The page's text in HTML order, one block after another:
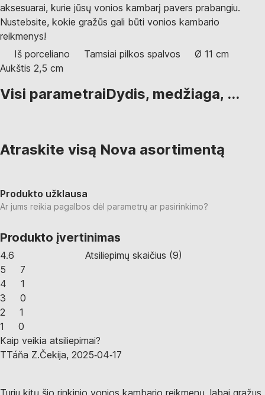
aksesuarai, kurie jūsų vonios kambarį pavers prabangiu.
Nustebsite, kokie gražūs gali būti vonios kambario
reikmenys!
Iš porceliano
Tamsiai pilkos spalvos
Ø 11 cm
Aukštis 2,5 cm
Visi parametraiDydis, medžiaga, ...
Atraskite visą Nova asortimentą
Produkto užklausa
Ar jums reikia pagalbos dėl parametrų ar pasirinkimo?
Produkto įvertinimas
4.6 Atsiliepimų skaičius (9)
5
7
4
1
3
0
2
1
1
0
Kaip veikia atsiliepimai?
TTáňa Z.Čekija, 2025‑04‑17
Turiu kitų šio rinkinio vonios kambario reikmenų, labai gražus